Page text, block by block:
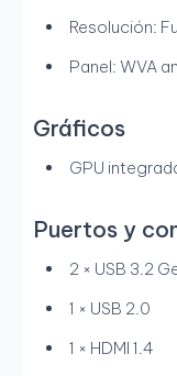
Resolución:
Panel: WVA
Gráficos
GPU
Puertos y
2 × USB 3.2
1 × USB 2.0
1 × HDMI 1.4